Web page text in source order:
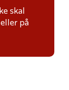
skal
eller på